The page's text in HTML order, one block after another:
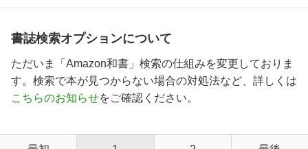
書誌検索オプションについて
ただいま「Amazon和書」検索の仕組みを変更しておりま
す。検索で本が見つからない場合の対処法など、詳しくは
こちらのお知らせをご確認ください。